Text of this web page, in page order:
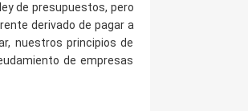
de presupuestos, pero
derivado de pagar a
nuestros principios de
de empresas